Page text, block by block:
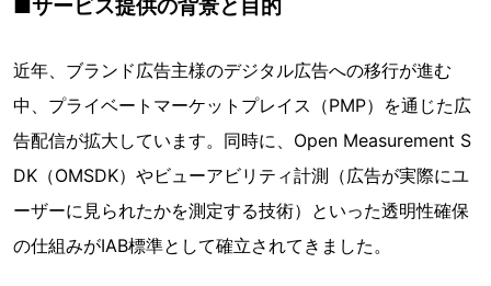
■サービス提供の背景と目的
近年、ブランド広告主様のデジタル広告への移行が進む
中、プライベートマーケットプレイス（PMP）を通じた広
告配信が拡大しています。同時に、Open Measurement S
DK（OMSDK）やビューアビリティ計測（広告が実際にユ
ーザーに見られたかを測定する技術）といった透明性確保
の仕組みがIAB標準として確立されてきました。